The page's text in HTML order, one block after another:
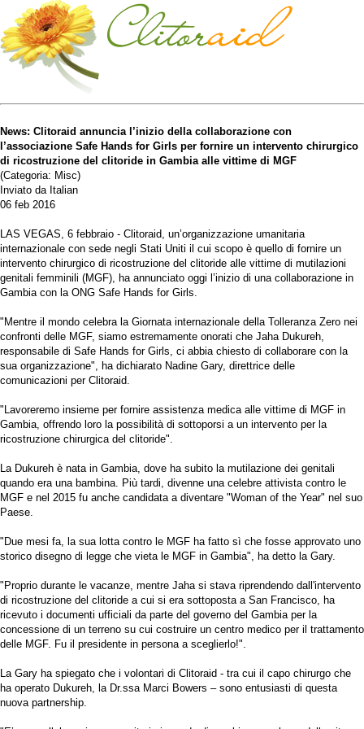
News: Clitoraid annuncia l’inizio della collaborazione con
l’associazione Safe Hands for Girls per fornire un intervento chirurgico
di ricostruzione del clitoride in Gambia alle vittime di MGF
(Categoria: Misc)
Inviato da Italian
06 feb 2016
LAS VEGAS, 6 febbraio - Clitoraid, un’organizzazione umanitaria
internazionale con sede negli Stati Uniti il cui scopo è quello di fornire un
intervento chirurgico di ricostruzione del clitoride alle vittime di mutilazioni
genitali femminili (MGF), ha annunciato oggi l’inizio di una collaborazione in
Gambia con la ONG Safe Hands for Girls.
"Mentre il mondo celebra la Giornata internazionale della Tolleranza Zero nei
confronti delle MGF, siamo estremamente onorati che Jaha Dukureh,
responsabile di Safe Hands for Girls, ci abbia chiesto di collaborare con la
sua organizzazione", ha dichiarato Nadine Gary, direttrice delle
comunicazioni per Clitoraid.
"Lavoreremo insieme per fornire assistenza medica alle vittime di MGF in
Gambia, offrendo loro la possibilità di sottoporsi a un intervento per la
ricostruzione chirurgica del clitoride".
La Dukureh è nata in Gambia, dove ha subito la mutilazione dei genitali
quando era una bambina. Più tardi, divenne una celebre attivista contro le
MGF e nel 2015 fu anche candidata a diventare "Woman of the Year" nel suo
Paese.
"Due mesi fa, la sua lotta contro le MGF ha fatto sì che fosse approvato uno
storico disegno di legge che vieta le MGF in Gambia", ha detto la Gary.
"Proprio durante le vacanze, mentre Jaha si stava riprendendo dall'intervento
di ricostruzione del clitoride a cui si era sottoposta a San Francisco, ha
ricevuto i documenti ufficiali da parte del governo del Gambia per la
concessione di un terreno su cui costruire un centro medico per il trattamento
delle MGF. Fu il presidente in persona a sceglierlo!".
La Gary ha spiegato che i volontari di Clitoraid - tra cui il capo chirurgo che
ha operato Dukureh, la Dr.ssa Marci Bowers – sono entusiasti di questa
nuova partnership.